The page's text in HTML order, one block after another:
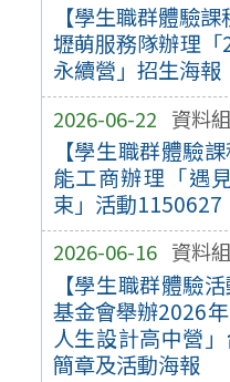
【學生職群體驗
壢萌服務隊辦理
永續營」招生海報
2026-06-22 資料組
【學生職群體驗
能工商辦理「遇
束」活動1150627
2026-06-16 資料組
【學生職群體驗
基金會舉辦2026
人生設計高中營
簡章及活動海報